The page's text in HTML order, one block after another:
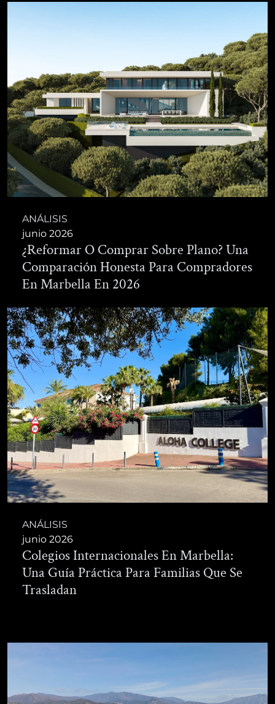
ANÁLISIS
junio 2026
¿Reformar O Comprar Sobre Plano? Una
Comparación Honesta Para Compradores
En Marbella En 2026
ANÁLISIS
junio 2026
Colegios Internacionales En Marbella:
Una Guía Práctica Para Familias Que Se
Trasladan